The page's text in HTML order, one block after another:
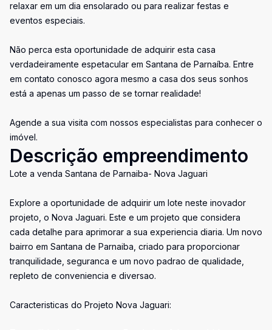
relaxar em um dia ensolarado ou para realizar festas e
eventos especiais.
Não perca esta oportunidade de adquirir esta casa
verdadeiramente espetacular em Santana de Parnaíba. Entre
em contato conosco agora mesmo a casa dos seus sonhos
está a apenas um passo de se tornar realidade!
Agende a sua visita com nossos especialistas para conhecer o
imóvel.
Descrição empreendimento
Lote a venda Santana de Parnaiba- Nova Jaguari
Explore a oportunidade de adquirir um lote neste inovador
projeto, o Nova Jaguari. Este e um projeto que considera
cada detalhe para aprimorar a sua experiencia diaria. Um novo
bairro em Santana de Parnaiba, criado para proporcionar
tranquilidade, seguranca e um novo padrao de qualidade,
repleto de conveniencia e diversao.
Caracteristicas do Projeto Nova Jaguari: